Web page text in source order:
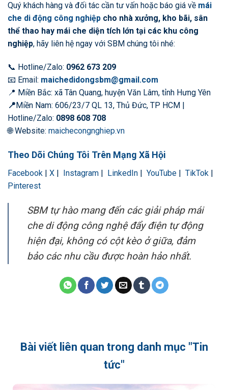
Quý khách hàng và đối tác cần tư vấn hoặc báo giá về mái
che di động công nghiệp cho nhà xưởng, kho bãi, sân
thể thao hay mái che diện tích lớn tại các khu công
nghiệp, hãy liên hệ ngay với SBM chúng tôi nhé:
📞 Hotline/Zalo: 0962 673 209
📧 Email: maichedidongsbm@gmail.com
📍 Miền Bắc: xã Tân Quang, huyện Văn Lâm, tỉnh Hưng Yên
📍Miền Nam: 606/23/7 QL 13, Thủ Đức, TP HCM |
Hotline/Zalo: 0898 608 708
🌐 Website: maichecongnghiep.vn
Theo Dõi Chúng Tôi Trên Mạng Xã Hội
Facebook | X | Instagram | LinkedIn | YouTube | TikTok |
Pinterest
SBM tự hào mang đến các giải pháp mái
che di động công nghệ đẩy điện tự động
hiện đại, không có cột kèo ở giữa, đảm
bảo các nhu cầu được hoàn hảo nhất.
Bài viết liên quan trong danh mục "Tin
tức"